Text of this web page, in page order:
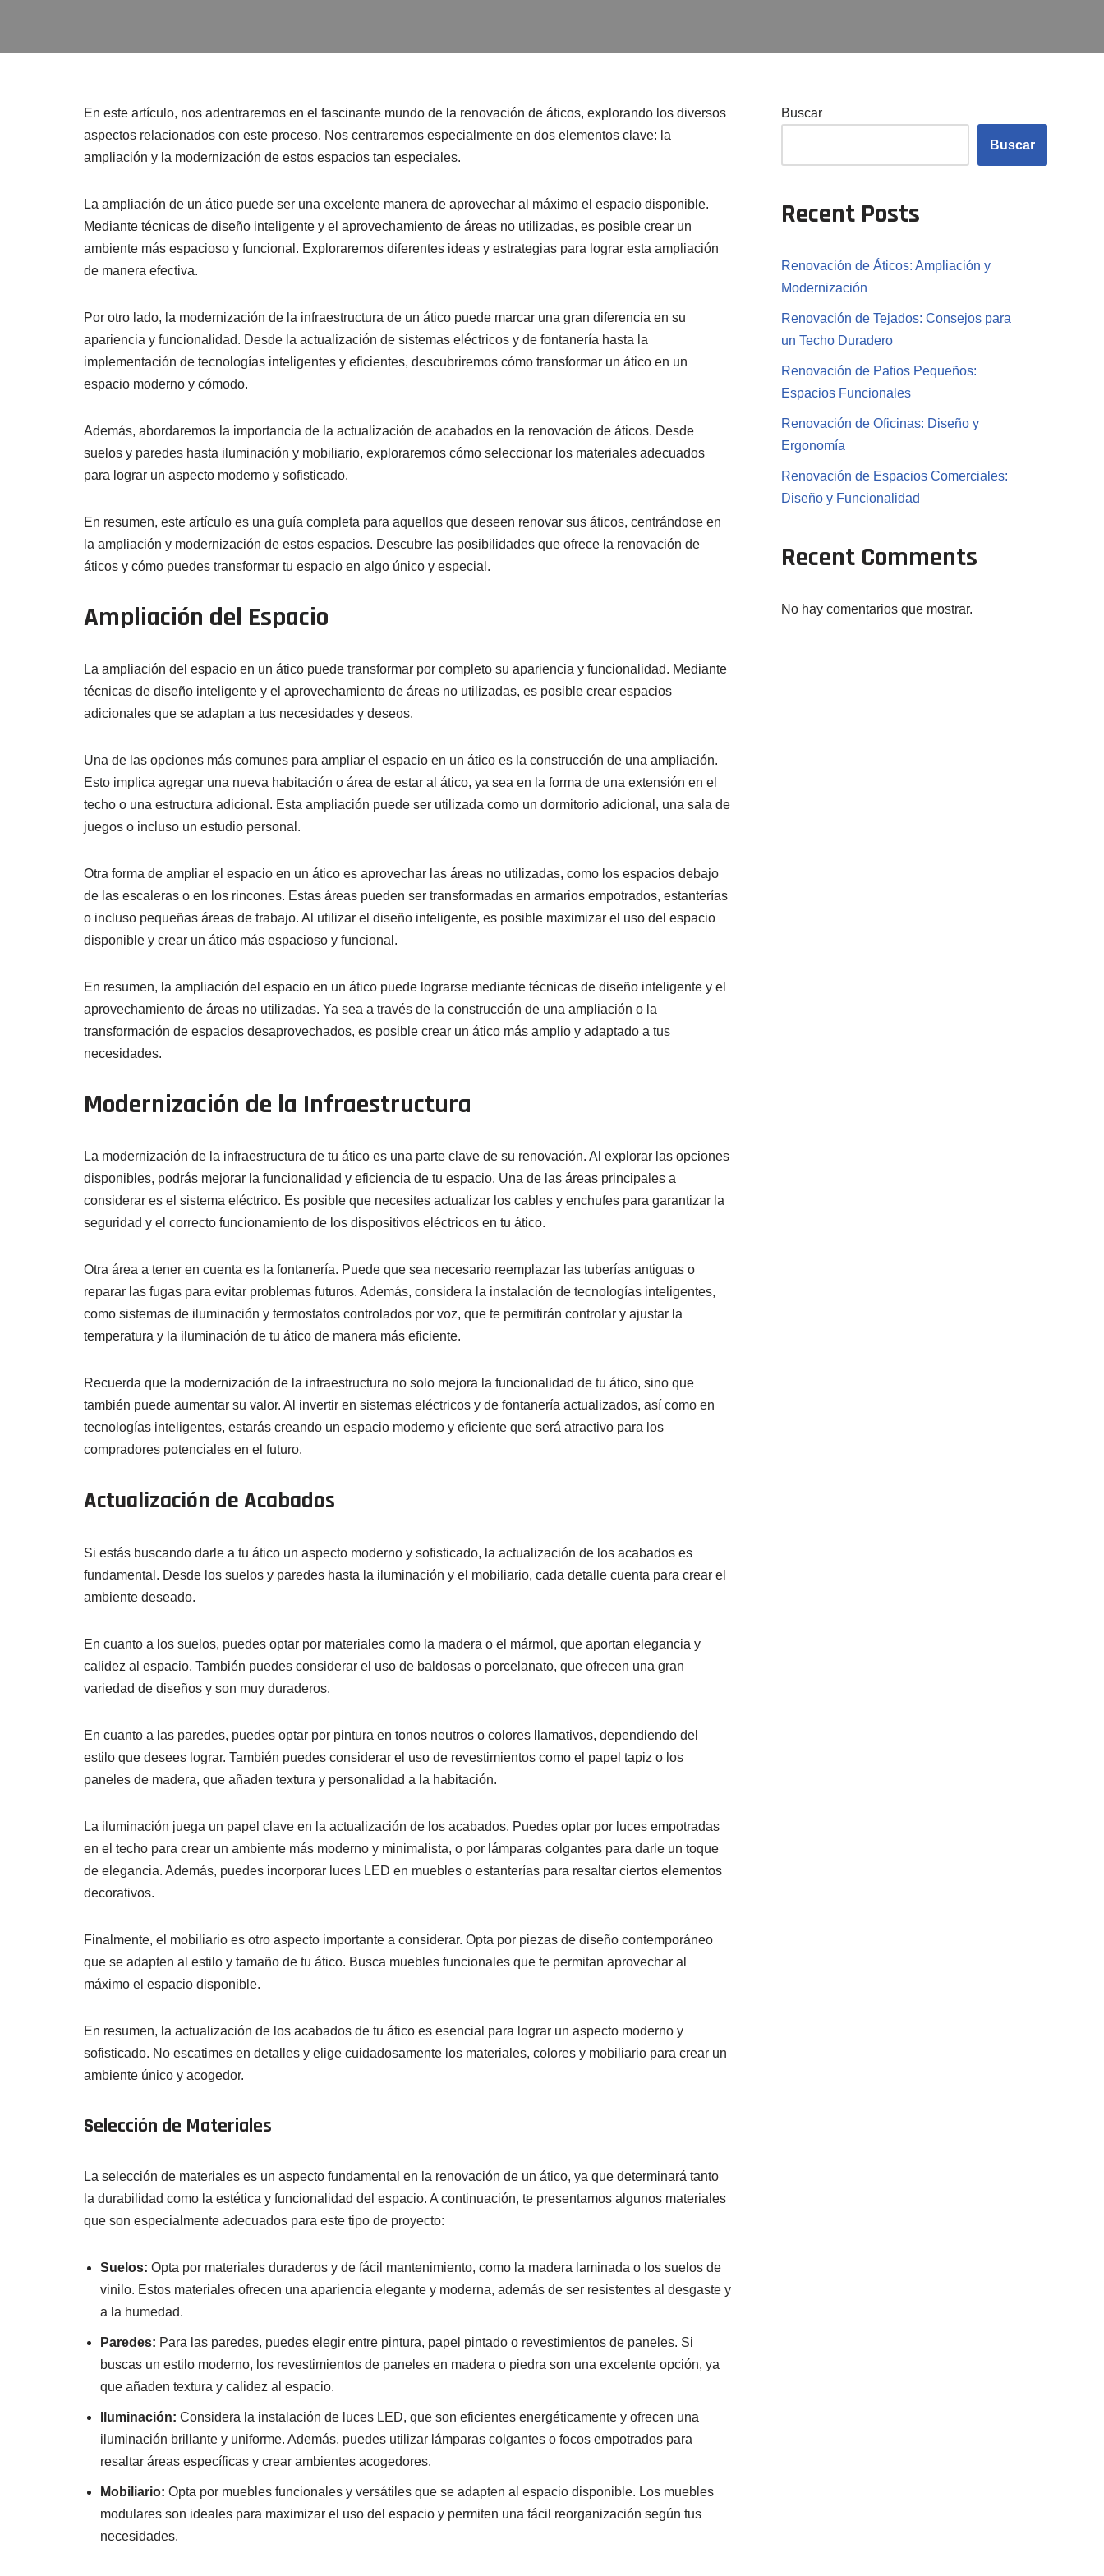
En este artículo, nos adentraremos en el fascinante mundo de la renovación de áticos, explorando los diversos
aspectos relacionados con este proceso. Nos centraremos especialmente en dos elementos clave: la
ampliación y la modernización de estos espacios tan especiales.
La ampliación de un ático puede ser una excelente manera de aprovechar al máximo el espacio disponible.
Mediante técnicas de diseño inteligente y el aprovechamiento de áreas no utilizadas, es posible crear un
ambiente más espacioso y funcional. Exploraremos diferentes ideas y estrategias para lograr esta ampliación
de manera efectiva.
Por otro lado, la modernización de la infraestructura de un ático puede marcar una gran diferencia en su
apariencia y funcionalidad. Desde la actualización de sistemas eléctricos y de fontanería hasta la
implementación de tecnologías inteligentes y eficientes, descubriremos cómo transformar un ático en un
espacio moderno y cómodo.
Además, abordaremos la importancia de la actualización de acabados en la renovación de áticos. Desde
suelos y paredes hasta iluminación y mobiliario, exploraremos cómo seleccionar los materiales adecuados
para lograr un aspecto moderno y sofisticado.
En resumen, este artículo es una guía completa para aquellos que deseen renovar sus áticos, centrándose en
la ampliación y modernización de estos espacios. Descubre las posibilidades que ofrece la renovación de
áticos y cómo puedes transformar tu espacio en algo único y especial.
Ampliación del Espacio
La ampliación del espacio en un ático puede transformar por completo su apariencia y funcionalidad. Mediante
técnicas de diseño inteligente y el aprovechamiento de áreas no utilizadas, es posible crear espacios
adicionales que se adaptan a tus necesidades y deseos.
Una de las opciones más comunes para ampliar el espacio en un ático es la construcción de una ampliación.
Esto implica agregar una nueva habitación o área de estar al ático, ya sea en la forma de una extensión en el
techo o una estructura adicional. Esta ampliación puede ser utilizada como un dormitorio adicional, una sala de
juegos o incluso un estudio personal.
Otra forma de ampliar el espacio en un ático es aprovechar las áreas no utilizadas, como los espacios debajo
de las escaleras o en los rincones. Estas áreas pueden ser transformadas en armarios empotrados, estanterías
o incluso pequeñas áreas de trabajo. Al utilizar el diseño inteligente, es posible maximizar el uso del espacio
disponible y crear un ático más espacioso y funcional.
En resumen, la ampliación del espacio en un ático puede lograrse mediante técnicas de diseño inteligente y el
aprovechamiento de áreas no utilizadas. Ya sea a través de la construcción de una ampliación o la
transformación de espacios desaprovechados, es posible crear un ático más amplio y adaptado a tus
necesidades.
Modernización de la Infraestructura
La modernización de la infraestructura de tu ático es una parte clave de su renovación. Al explorar las opciones
disponibles, podrás mejorar la funcionalidad y eficiencia de tu espacio. Una de las áreas principales a
considerar es el sistema eléctrico. Es posible que necesites actualizar los cables y enchufes para garantizar la
seguridad y el correcto funcionamiento de los dispositivos eléctricos en tu ático.
Otra área a tener en cuenta es la fontanería. Puede que sea necesario reemplazar las tuberías antiguas o
reparar las fugas para evitar problemas futuros. Además, considera la instalación de tecnologías inteligentes,
como sistemas de iluminación y termostatos controlados por voz, que te permitirán controlar y ajustar la
temperatura y la iluminación de tu ático de manera más eficiente.
Recuerda que la modernización de la infraestructura no solo mejora la funcionalidad de tu ático, sino que
también puede aumentar su valor. Al invertir en sistemas eléctricos y de fontanería actualizados, así como en
tecnologías inteligentes, estarás creando un espacio moderno y eficiente que será atractivo para los
compradores potenciales en el futuro.
Actualización de Acabados
Si estás buscando darle a tu ático un aspecto moderno y sofisticado, la actualización de los acabados es
fundamental. Desde los suelos y paredes hasta la iluminación y el mobiliario, cada detalle cuenta para crear el
ambiente deseado.
En cuanto a los suelos, puedes optar por materiales como la madera o el mármol, que aportan elegancia y
calidez al espacio. También puedes considerar el uso de baldosas o porcelanato, que ofrecen una gran
variedad de diseños y son muy duraderos.
En cuanto a las paredes, puedes optar por pintura en tonos neutros o colores llamativos, dependiendo del
estilo que desees lograr. También puedes considerar el uso de revestimientos como el papel tapiz o los
paneles de madera, que añaden textura y personalidad a la habitación.
La iluminación juega un papel clave en la actualización de los acabados. Puedes optar por luces empotradas
en el techo para crear un ambiente más moderno y minimalista, o por lámparas colgantes para darle un toque
de elegancia. Además, puedes incorporar luces LED en muebles o estanterías para resaltar ciertos elementos
decorativos.
Finalmente, el mobiliario es otro aspecto importante a considerar. Opta por piezas de diseño contemporáneo
que se adapten al estilo y tamaño de tu ático. Busca muebles funcionales que te permitan aprovechar al
máximo el espacio disponible.
En resumen, la actualización de los acabados de tu ático es esencial para lograr un aspecto moderno y
sofisticado. No escatimes en detalles y elige cuidadosamente los materiales, colores y mobiliario para crear un
ambiente único y acogedor.
Selección de Materiales
La selección de materiales es un aspecto fundamental en la renovación de un ático, ya que determinará tanto
la durabilidad como la estética y funcionalidad del espacio. A continuación, te presentamos algunos materiales
que son especialmente adecuados para este tipo de proyecto:
Suelos: Opta por materiales duraderos y de fácil mantenimiento, como la madera laminada o los suelos de
vinilo. Estos materiales ofrecen una apariencia elegante y moderna, además de ser resistentes al desgaste y
a la humedad.
Paredes: Para las paredes, puedes elegir entre pintura, papel pintado o revestimientos de paneles. Si
buscas un estilo moderno, los revestimientos de paneles en madera o piedra son una excelente opción, ya
que añaden textura y calidez al espacio.
Iluminación: Considera la instalación de luces LED, que son eficientes energéticamente y ofrecen una
iluminación brillante y uniforme. Además, puedes utilizar lámparas colgantes o focos empotrados para
resaltar áreas específicas y crear ambientes acogedores.
Mobiliario: Opta por muebles funcionales y versátiles que se adapten al espacio disponible. Los muebles
modulares son ideales para maximizar el uso del espacio y permiten una fácil reorganización según tus
necesidades.
Buscar
Buscar
Recent Posts
Renovación de Áticos: Ampliación y
Modernización
Renovación de Tejados: Consejos para
un Techo Duradero
Renovación de Patios Pequeños:
Espacios Funcionales
Renovación de Oficinas: Diseño y
Ergonomía
Renovación de Espacios Comerciales:
Diseño y Funcionalidad
Recent Comments
No hay comentarios que mostrar.